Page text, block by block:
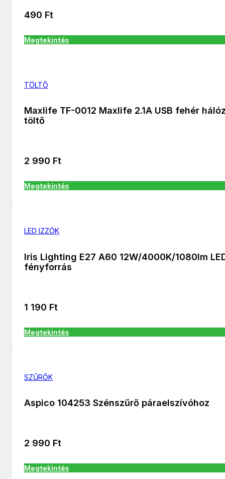
490 Ft
Megtekintés
TÖLTŐ
Maxlife TF-0012 Maxlife 2.1A USB fehér
töltő
2 990 Ft
Megtekintés
LED IZZÓK
Iris Lighting E27 A60 12W/4000K/1080lm
fényforrás
1 190 Ft
Megtekintés
SZŰRŐK
Aspico 104253 Szénszűrő páraelszívóhoz
2 990 Ft
Megtekintés